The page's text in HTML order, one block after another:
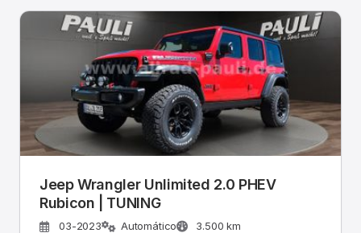
Jeep Wrangler Unlimited 2.0 PHEV
Rubicon | TUNING
03-2023 Automático
3.500 km